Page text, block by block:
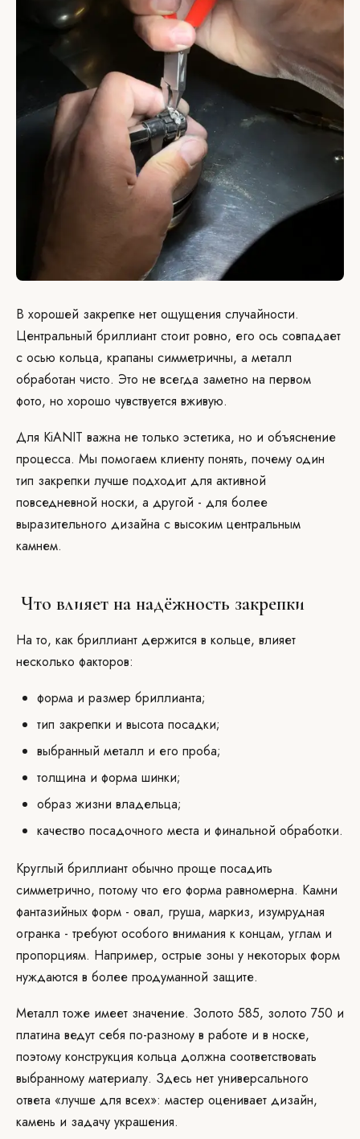
В хорошей закрепке нет ощущения случайности.
Центральный бриллиант стоит ровно, его ось совпадает
с осью кольца, крапаны симметричны, а металл
обработан чисто. Это не всегда заметно на первом
фото, но хорошо чувствуется вживую.
Для KiANIT важна не только эстетика, но и объяснение
процесса. Мы помогаем клиенту понять, почему один
тип закрепки лучше подходит для активной
повседневной носки, а другой - для более
выразительного дизайна с высоким центральным
камнем.
Что влияет на надёжность закрепки
На то, как бриллиант держится в кольце, влияет
несколько факторов:
форма и размер бриллианта;
тип закрепки и высота посадки;
выбранный металл и его проба;
толщина и форма шинки;
образ жизни владельца;
качество посадочного места и финальной обработки.
Круглый бриллиант обычно проще посадить
симметрично, потому что его форма равномерна. Камни
фантазийных форм - овал, груша, маркиз, изумрудная
огранка - требуют особого внимания к концам, углам и
пропорциям. Например, острые зоны у некоторых форм
нуждаются в более продуманной защите.
Металл тоже имеет значение. Золото 585, золото 750 и
платина ведут себя по-разному в работе и в носке,
поэтому конструкция кольца должна соответствовать
выбранному материалу. Здесь нет универсального
ответа «лучше для всех»: мастер оценивает дизайн,
камень и задачу украшения.